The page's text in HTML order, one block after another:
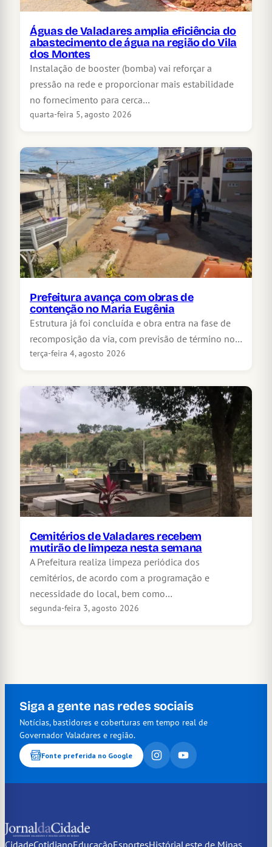
Águas de Valadares amplia eficiência do
abastecimento de água na região do Vila
dos Montes
Instalação de booster (bomba) vai reforçar a
pressão na rede e proporcionar mais estabilidade
no fornecimento para cerca…
quarta-feira 5, agosto 2026
Prefeitura avança com obras de
contenção no Maria Eugênia
Estrutura já foi concluída e obra entra na fase de
recomposição da via, com previsão de término no…
terça-feira 4, agosto 2026
Cemitérios de Valadares recebem
mutirão de limpeza nesta semana
A Prefeitura realiza limpeza periódica dos
cemitérios, de acordo com a programação e
necessidade do local, bem como…
segunda-feira 3, agosto 2026
Siga a gente nas redes sociais
Notícias, bastidores e coberturas em tempo real de
Governador Valadares e região.
Fonte preferida no Google
CidadeCotidianoEducaçãoEsportesHistóriaLeste de Minas